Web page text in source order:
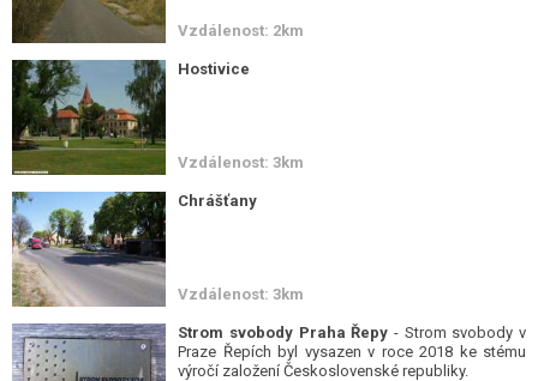
Vzdálenost: 2km
Hostivice
Vzdálenost: 3km
Chrášťany
Vzdálenost: 3km
Strom svobody Praha Řepy - Strom svobody v
Praze Řepích byl vysazen v roce 2018 ke stému
výročí založení Československé republiky.